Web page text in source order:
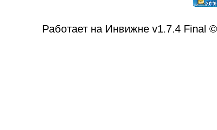
Работает на Инвижне v1.7.4 Final